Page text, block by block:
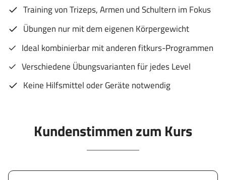
Training von Trizeps, Armen und Schultern im Fokus
Übungen nur mit dem eigenen Körpergewicht
Ideal kombinierbar mit anderen fitkurs-Programmen
Verschiedene Übungsvarianten für jedes Level
Keine Hilfsmittel oder Geräte notwendig
Kundenstimmen zum Kurs